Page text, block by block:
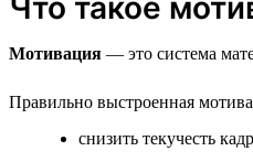
Что такое
Мотивация — это система
Правильно выстроенная
снизить текучесть